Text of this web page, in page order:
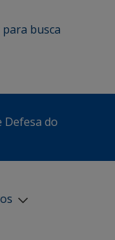
para busca
Defesa do